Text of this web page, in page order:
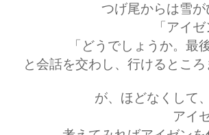
つげ尾からは雪
「アイ
「どうでしょうか。最
と会話を交わし、行けるとこ
が、ほどなくして
アイ